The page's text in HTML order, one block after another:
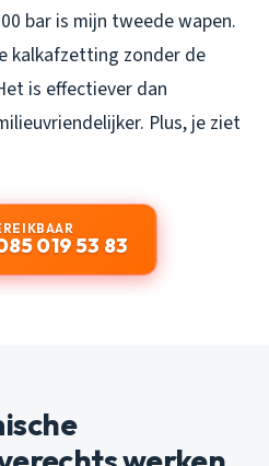
bar is mijn tweede wapen.
kalkafzetting zonder de
is effectiever dan
Plus, je ziet
019 53 83